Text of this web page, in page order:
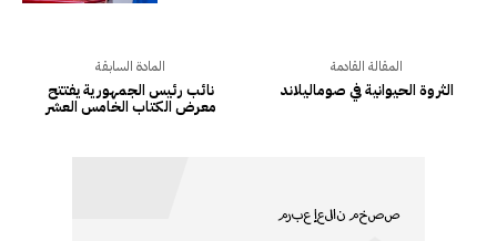
المادة السابقة
نائب رئيس الجمهورية يفتتح
معرض الكتاب الخامس العشر
المقالة القادمة
الثروة الحيوانية في صوماليلاند